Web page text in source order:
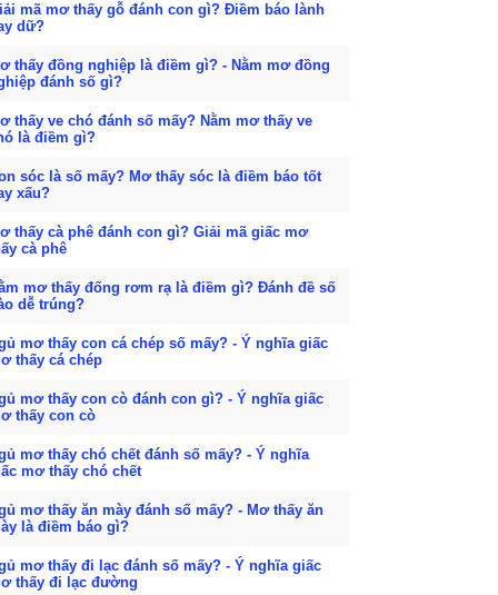
mã mơ thấy gỗ đánh con gì? Điềm báo lành
dữ?
thấy đồng nghiệp là điềm gì? - Nằm mơ đồng
đánh số gì?
thấy ve chó đánh số mấy? Nằm mơ thấy ve
là điềm gì?
sóc là số mấy? Mơ thấy sóc là điềm báo tốt
xấu?
thấy cà phê đánh con gì? Giải mã giấc mơ
cà phê
mơ thấy đống rơm rạ là điềm gì? Đánh đề số
dễ trúng?
mơ thấy con cá chép số mấy? - Ý nghĩa giấc
thấy cá chép
mơ thấy con cò đánh con gì? - Ý nghĩa giấc
thấy con cò
mơ thấy chó chết đánh số mấy? - Ý nghĩa
mơ thấy chó chết
mơ thấy ăn mày đánh số mấy? - Mơ thấy ăn
là điềm báo gì?
mơ thấy đi lạc đánh số mấy? - Ý nghĩa giấc
thấy đi lạc đường